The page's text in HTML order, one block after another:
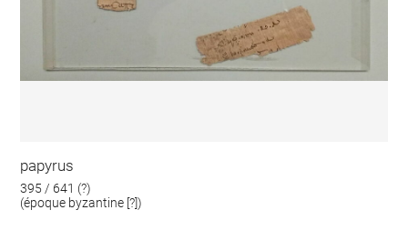
papyrus
395 / 641 (?)
(époque byzantine [?])